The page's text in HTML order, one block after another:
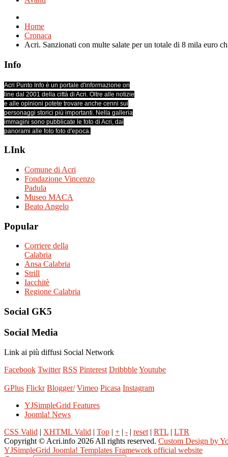
Home
Cronaca
Acri. Sanzionati con multe salate per un totale di 8 mila euro
Info
Acri Punto Info è un portale d'informazione on
line dal 2001 della città di Acri. Oltre alle notizie
e alle opinioni potete trovare anche cenni sui
personaggi storici più importanti. Nella galleria
immagini sono pubblicate le foto di Acri, dai
panorami alle foto foto d'epoca.
LInk
Comune di Acri
Fondazione Vincenzo
Padula
Museo MACA
Beato Angelo
Popular
Corriere della
Calabria
Ansa Calabria
Strill
Iacchitè
Regione Calabria
Social GK5
Social Media
Link ai più diffusi Social Network
Facebook Twitter RSS Pinterest DribbbleYoutube
GPlus Flickr Blogger/ Vimeo Picasa Instagram
YJSimpleGrid Features
Joomla! News
CSS Valid | XHTML Valid | Top | + | - | reset | RTL | LTR
Copyright © Acri.info 2026 All rights reserved. Custom Design by
YJSimpleGrid Joomla! Templates Framework official website